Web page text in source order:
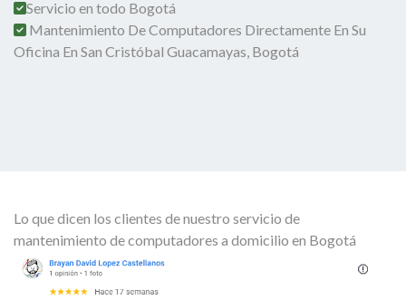
Servicio en todo Bogotá
Mantenimiento De Computadores Directamente En Su
Oficina En San Cristóbal Guacamayas, Bogotá
Lo que dicen los clientes de nuestro servicio de
mantenimiento de computadores a domicilio en Bogotá